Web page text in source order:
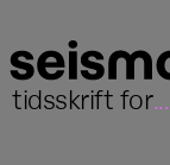
tidsskrift for...